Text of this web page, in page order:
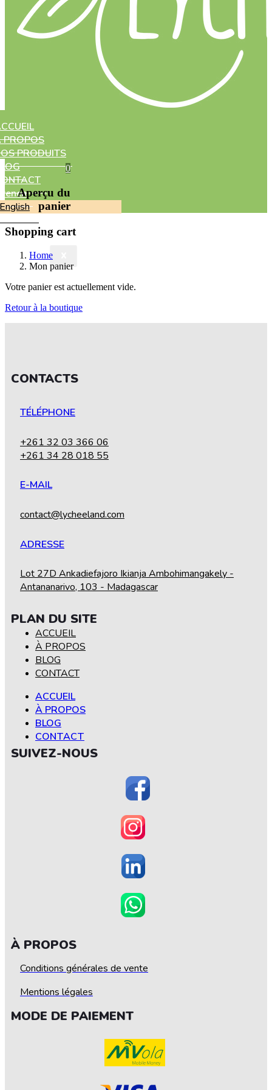
PROPOS
PRODUITS
English
0
Aperçu du
panier
Shopping cart
Home
Mon panier
Votre panier est actuellement vide.
Retour à la boutique
CONTACTS
TÉLÉPHONE
+261 32 03 366 06
+261 34 28 018 55
E-MAIL
contact@lycheeland.com
ADRESSE
Lot 27D Ankadiefajoro Ikianja Ambohimangakely -
Antananarivo, 103 - Madagascar
PLAN DU SITE
ACCUEIL
À PROPOS
BLOG
CONTACT
ACCUEIL
À PROPOS
BLOG
CONTACT
SUIVEZ-NOUS
À PROPOS
Conditions générales de vente
Mentions légales
MODE DE PAIEMENT